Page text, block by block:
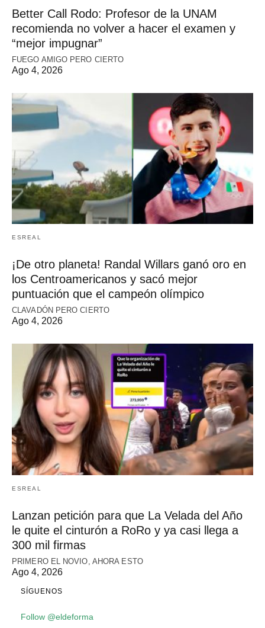
Better Call Rodo: Profesor de la UNAM
recomienda no volver a hacer el examen y
“mejor impugnar”
FUEGO AMIGO PERO CIERTO
Ago 4, 2026
ESREAL
¡De otro planeta! Randal Willars ganó oro en
los Centroamericanos y sacó mejor
puntuación que el campeón olímpico
CLAVADÓN PERO CIERTO
Ago 4, 2026
ESREAL
Lanzan petición para que La Velada del Año
le quite el cinturón a RoRo y ya casi llega a
300 mil firmas
PRIMERO EL NOVIO, AHORA ESTO
Ago 4, 2026
SÍGUENOS
Follow @eldeforma